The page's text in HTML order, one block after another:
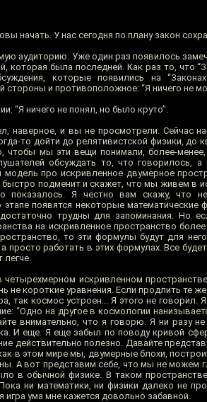
начать. У нас сегодня по плану закон
аудиторию. Уже один раз появилось
которая была последней. Как раз то, что
которые появились на
и противоположное: “Я ничего не
“Я ничего не понял, но было круто”.
наверное, и вы не просмотрели. Сейчас
то дойти до релятивистской физики, до
чтобы мы эти вещи понимали, более-
обсуждать то, что говорилось,
про искривленное двумерное
быстро подменит и скажет, что мы живем в
показалось. Я честно вам скажу,
появятся некоторые
трудны для запоминания. Но
на искривленное пространство
то эти формулы будут для
работать в этих формулах. Все
легче.
искривленном
не короткие уравнения. Если продлить те
так космос устроен... Я этого не говорил.
“Одно на другое в космологии
внимательно, что я говорю. Я ни разу
И еще. Я еще забыл по поводу кривой
действительно полезно. Давайте
в этом мире мы, двумерные блохи,
А вот представим себе, что мы не можем
в обычной физике. В таком
ни математики, ни физики далеко не
ума мне кажется довольно забавной.